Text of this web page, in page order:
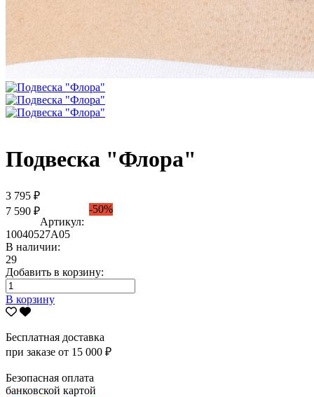
Подвеска "Флора"
3 795 ₽
7 590 ₽
-50%
Артикул:
10040527А05
В наличии:
29
Добавить в корзину:
В корзину
Бесплатная доставка
при заказе от 15 000 ₽
Безопасная оплата
банковской картой